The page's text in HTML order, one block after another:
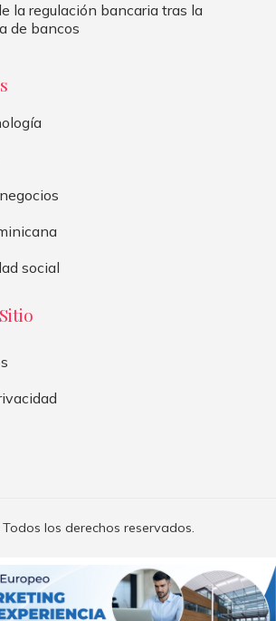
la regulación bancaria tras la
de bancos
social
los derechos reservados.